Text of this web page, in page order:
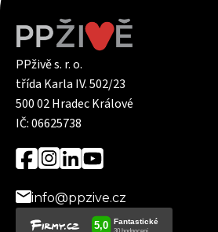
PPživě s. r. o.
třída Karla IV. 502/23
500 02 Hradec Králové
IČ: 06625738
info@ppzive.cz